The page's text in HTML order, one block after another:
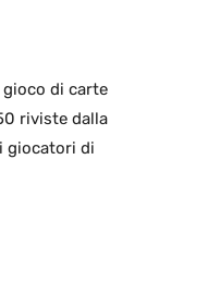
di carte
riviste dalla
giocatori di